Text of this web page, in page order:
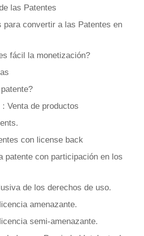
las Patentes
para convertir a las Patentes en
fácil la monetización?
Venta de productos
con license back
patente con participación en los
de los derechos de uso.
amenazante.
semi-amenazante.